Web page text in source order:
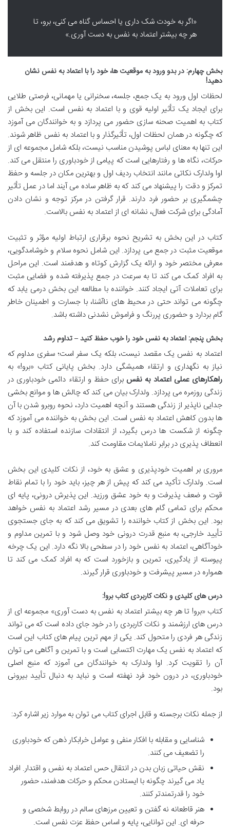
«اگر به خودت شک داری یا احساس گناه می کنی، برو، تا
هر چه بیشتر اعتماد به نفس به دست آوری.»
بخش چهارم: در بدو ورود به موقعیت ها، خود را با اعتماد به نفس نشان
دهید!
لحظات اول ورود به یک جمع، جلسه، سخنرانی یا مهمانی، فرصتی طلایی
برای ایجاد یک تأثیر اولیه قوی و با اعتماد به نفس است. این بخش از
کتاب به اهمیت صحنه سازی حضور می پردازد و به خوانندگان می آموزد
که چگونه در همان لحظات اول، تأثیرگذار و با اعتماد به نفس ظاهر شوند.
این تنها به معنای لباس پوشیدن مناسب نیست، بلکه شامل مجموعه ای از
حرکات، نگاه ها و رفتارهایی است که پیامی از خودباوری را منتقل می کند.
اوا ولدارک نکاتی مانند انتخاب ردیف اول و بهترین مکان در جلسه و حفظ
تمرکز و دقت را پیشنهاد می کند که به ظاهر ساده می آیند اما در عمل تأثیر
چشمگیری بر حضور فرد دارند. قرار گرفتن در مرکز توجه و نشان دادن
آمادگی برای شرکت فعال، نشانه ای از اعتماد به نفس بالاست.
کتاب در این بخش به تشریح نحوه برقراری ارتباط اولیه مؤثر و تثبیت
موقعیت مثبت در جمع می پردازد. این شامل نحوه سلام و خوشامدگویی،
معرفی مختصر خود و ارائه یک گزارش کوتاه و هدفمند است. این مراحل
به افراد کمک می کند تا به سرعت در جمع پذیرفته شده و فضایی مثبت
برای تعاملات آتی ایجاد کنند. خواننده با مطالعه این بخش درمی یابد که
چگونه می تواند حتی در محیط های ناآشنا، با جسارت و اطمینان خاطر
گام بردارد و حضوری پررنگ و فراموش نشدنی داشته باشد.
بخش پنجم: اعتماد به نفس خود را خوب حفظ کنید – تداوم رشد
اعتماد به نفس یک مقصد نیست، بلکه یک سفر است؛ سفری مداوم که
نیاز به نگهداری و ارتقاء همیشگی دارد. بخش پایانی کتاب «برو!» به
راهکارهای عملی اعتماد به نفس برای حفظ و ارتقاء دائمی خودباوری در
زندگی روزمره می پردازد. ولدارک بیان می کند که چالش ها و موانع بخشی
جدایی ناپذیر از زندگی هستند و آنچه اهمیت دارد، نحوه روبرو شدن با آن
ها بدون کاهش اعتماد به نفس است. این بخش به خواننده می آموزد که
چگونه از شکست ها درس بگیرد، از انتقادات سازنده استفاده کند و با
انعطاف پذیری در برابر ناملایمات مقاومت کند.
مروری بر اهمیت خودپذیری و عشق به خود، از نکات کلیدی این بخش
است. ولدارک تأکید می کند که پیش از هر چیز، باید خود را با تمام نقاط
قوت و ضعف پذیرفت و به خود عشق ورزید. این پذیرش درونی، پایه ای
محکم برای تمامی گام های بعدی در مسیر رشد اعتماد به نفس خواهد
بود. این بخش از کتاب خواننده را تشویق می کند که به جای جستجوی
تأیید خارجی، به منبع قدرت درونی خود وصل شود و با تمرین مداوم و
خودآگاهی، اعتماد به نفس خود را در سطحی بالا نگه دارد. این یک چرخه
پیوسته از یادگیری، تمرین و بازخورد است که به افراد کمک می کند تا
همواره در مسیر پیشرفت و خودباوری قرار گیرند.
درس های کلیدی و نکات کاربردی کتاب برو!:
کتاب «برو! تا هر چه بیشتر اعتماد به نفس به دست آوری» مجموعه ای از
درس های ارزشمند و نکات کاربردی را در خود جای داده است که می تواند
زندگی هر فردی را متحول کند. یکی از مهم ترین پیام های کتاب این است
که اعتماد به نفس یک مهارت اکتسابی است و با تمرین و آگاهی می توان
آن را تقویت کرد. اوا ولدارک به خوانندگان می آموزد که منبع اصلی
خودباوری، در درون خود فرد نهفته است و نباید به دنبال تأیید بیرونی
بود.
از جمله نکات برجسته و قابل اجرای کتاب می توان به موارد زیر اشاره کرد:
شناسایی و مقابله با افکار منفی و عوامل خرابکار ذهن که خودباوری
را تضعیف می کنند.
نقش حیاتی زبان بدن در انتقال حس اعتماد به نفس و اقتدار. افراد
یاد می گیرند چگونه با ایستادن محکم و حرکات هدفمند، حضور
خود را قدرتمندتر کنند.
هنر قاطعانه نه گفتن و تعیین مرزهای سالم در روابط شخصی و
حرفه ای. این توانایی، پایه و اساس حفظ عزت نفس است.